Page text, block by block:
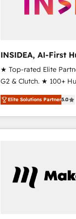
INSIDEA, AI-First
RevOps
★ Top-rated Elite
G2 & Clutch. ★ 100+
Trainers across the
across five continents
Onboarding obsessed
2024/25 INSIDEA helps growing companies turn
your time zone. What we do ➤ Onboarding: Live in
weeks, with
Elite Solutions Partner5.0